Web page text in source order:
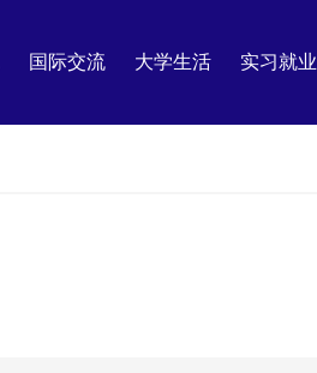
国际交流 大学生活 实习就业